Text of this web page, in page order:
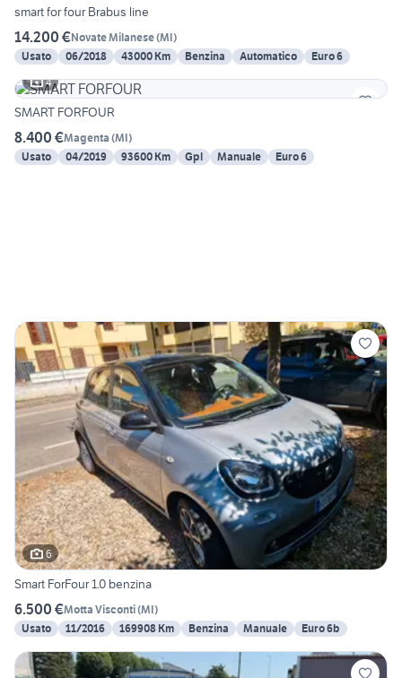
smart for four Brabus line
14.200 €Novate Milanese(MI)
Usato
06/2018 43000 Km Benzina Automatico
Euro 6
4
SMART FORFOUR
8.400 €Magenta (MI)
Usato
04/2019 93600 Km Gpl Manuale Euro 6
6
Smart ForFour 1.0 benzina
6.500 €Motta Visconti(MI)
Usato
11/2016 169908 Km Benzina Manuale Euro 6b